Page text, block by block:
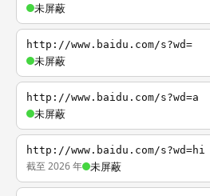
未屏蔽
http://www.baidu.com/s?wd=
未屏蔽
http://www.baidu.com/s?wd=a
未屏蔽
http://www.baidu.com/s?wd=hi
截至 2026 年 未屏蔽